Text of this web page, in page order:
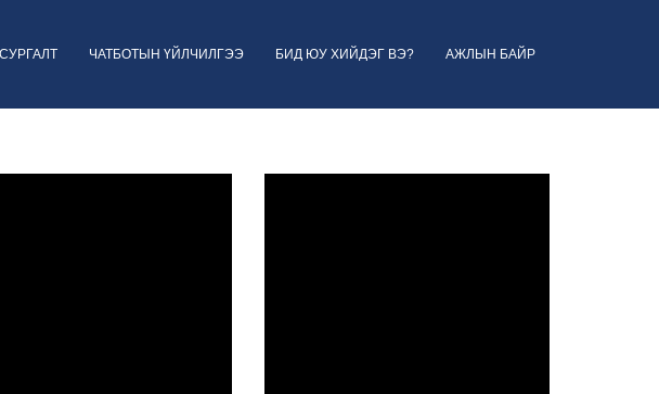
ЧАТБОТЫН ҮЙЛЧИЛГЭЭ БИД ЮУ ХИЙДЭГ ВЭ? АЖЛЫН БАЙР